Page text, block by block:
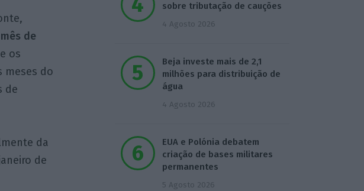
de
os
meses do
de
da
de
sobre tributação de cauções
4 Agosto 2026
Beja investe mais de 2,1
milhões para distribuição de
água
4 Agosto 2026
EUA e Polónia debatem
criação de bases militares
permanentes
5 Agosto 2026